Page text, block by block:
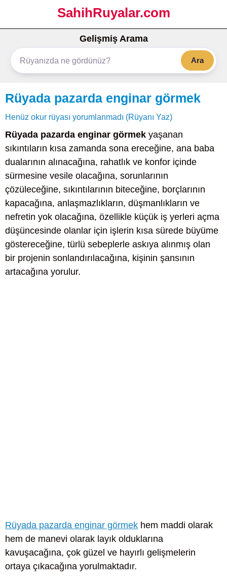
SahihRuyalar.com
Gelişmiş Arama
Ara
Rüyada pazarda enginar görmek
Henüz okur rüyası yorumlanmadı (Rüyanı Yaz)
Rüyada pazarda enginar görmek yaşanan
sıkıntıların kısa zamanda sona ereceğine, ana baba
dualarının alınacağına, rahatlık ve konfor içinde
sürmesine vesile olacağına, sorunlarının
çözüleceğine, sıkıntılarının biteceğine, borçlarının
kapacağına, anlaşmazlıkların, düşmanlıkların ve
nefretin yok olacağına, özellikle küçük iş yerleri açma
düşüncesinde olanlar için işlerin kısa sürede büyüme
göstereceğine, türlü sebeplerle askıya alınmış olan
bir projenin sonlandırılacağına, kişinin şansının
artacağına yorulur.
Rüyada pazarda enginar görmek hem maddi olarak
hem de manevi olarak layık olduklarına
kavuşacağına, çok güzel ve hayırlı gelişmelerin
ortaya çıkacağına yorulmaktadır.